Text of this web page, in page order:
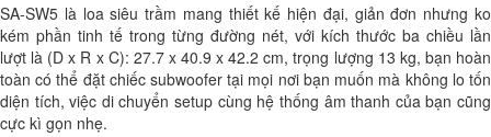
SA-SW5 là loa siêu trầm mang thiết kế hiện đại, giản đơn nhưng ko
kém phần tinh tế trong từng đường nét, với kích thước ba chiều lần
lượt là (D x R x C): 27.7 x 40.9 x 42.2 cm, trọng lượng 13 kg, bạn hoàn
toàn có thể đặt chiếc subwoofer tại mọi nơi bạn muốn mà không lo tốn
diện tích, việc di chuyển setup cùng hệ thống âm thanh của bạn cũng
cực kì gọn nhẹ.